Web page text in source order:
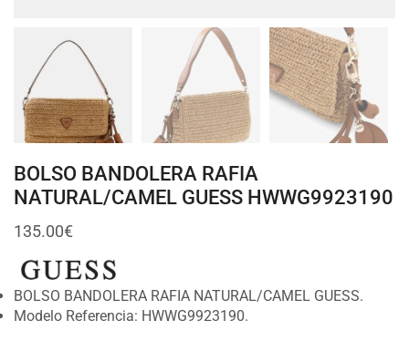
BOLSO BANDOLERA RAFIA
NATURAL/CAMEL GUESS HWWG9923190
135.00€
BOLSO BANDOLERA RAFIA NATURAL/CAMEL GUESS.
Modelo Referencia: HWWG9923190.